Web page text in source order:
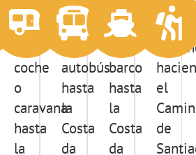
coche
o
caravana
hasta
la
autobús
hasta
la
Costa
da
barco
hasta
la
Costa
da
el
de